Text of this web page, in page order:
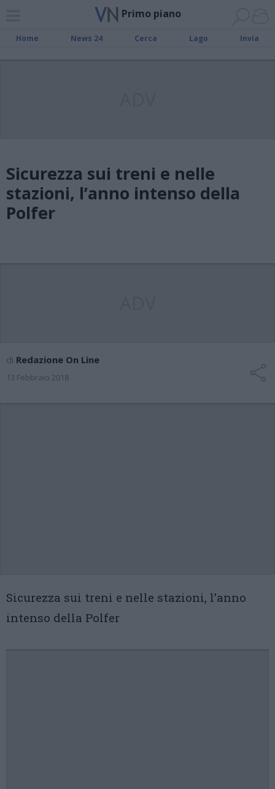
Primo piano
Home News 24 Cerca Lago Invia
Sicurezza sui treni e nelle
stazioni, l’anno intenso della
Polfer
di Redazione On Line
13 Febbraio 2018
Sicurezza sui treni e nelle stazioni, l’anno
intenso della Polfer